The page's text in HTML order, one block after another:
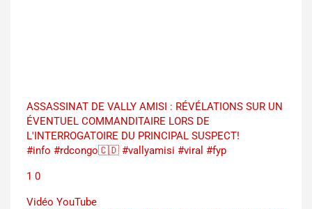
ASSASSINAT DE VALLY AMISI : RÉVÉLATIONS SUR UN
ÉVENTUEL COMMANDITAIRE LORS DE
L'INTERROGATOIRE DU PRINCIPAL SUSPECT!
#info #rdcongo🇨🇩 #vallyamisi #viral #fyp
1 0
Vidéo YouTube